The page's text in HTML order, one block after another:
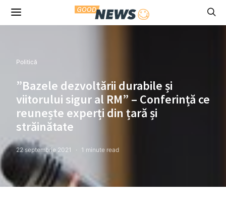
Politică
”Bazele dezvoltării durabile și
viitorului sigur al RM” – Conferință ce
reunește experți din țară și
străinătate
22 septembrie 2021 1 minute read